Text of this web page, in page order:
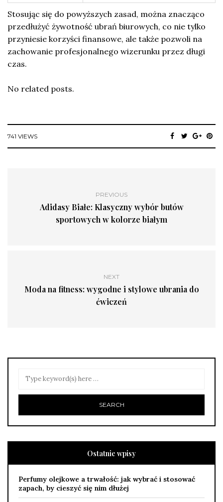
Stosując się do powyższych zasad, można znacząco
przedłużyć żywotność ubrań biurowych, co nie tylko
przyniesie korzyści finansowe, ale także pozwoli na
zachowanie profesjonalnego wizerunku przez długi
czas.
No related posts.
741 VIEWS
PREVIOUS
Adidasy Białe: Klasyczny wybór butów
sportowych w kolorze białym
NEXT
Moda na fitness: wygodne i stylowe ubrania do
ćwiczeń
Ostatnie wpisy
Perfumy olejkowe a trwałość: jak wybrać i stosować
zapach, by cieszyć się nim dłużej